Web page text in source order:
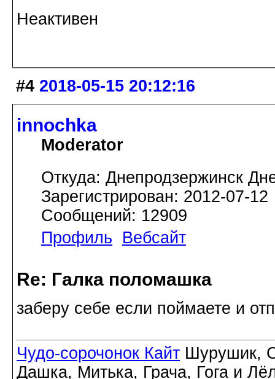
Неактивен
#4 2018-05-15 20:12:16
innochka
Moderator
Откуда: Днепродзержинск
Зарегистрирован: 2012-07-12
Сообщений: 12909
Профиль
Вебсайт
Re: Галка поломашка
заберу себе если поймаете и
Чудо-сорочонок Кайт Шурушик,
Дашка, Митька, Грача, Гога и